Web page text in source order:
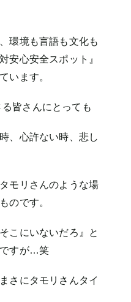
環境も言語も文化も
安心安全スポット』
います。
皆さんにとっても
、心許ない時、悲し
モリさんのような場
のです。
こにいないだろ』と
ですが…笑
さにタモリさんタイ